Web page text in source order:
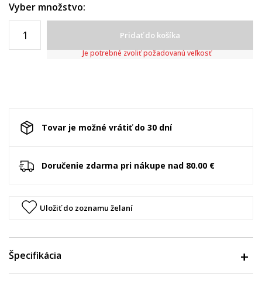
Vyber množstvo:
Pridať do košíka
Je potrebné zvoliť požadovanú veľkosť
Tovar je možné vrátiť do 30 dní
Doručenie zdarma pri nákupe nad 80.00 €
Uložiť do zoznamu želaní
Špecifikácia